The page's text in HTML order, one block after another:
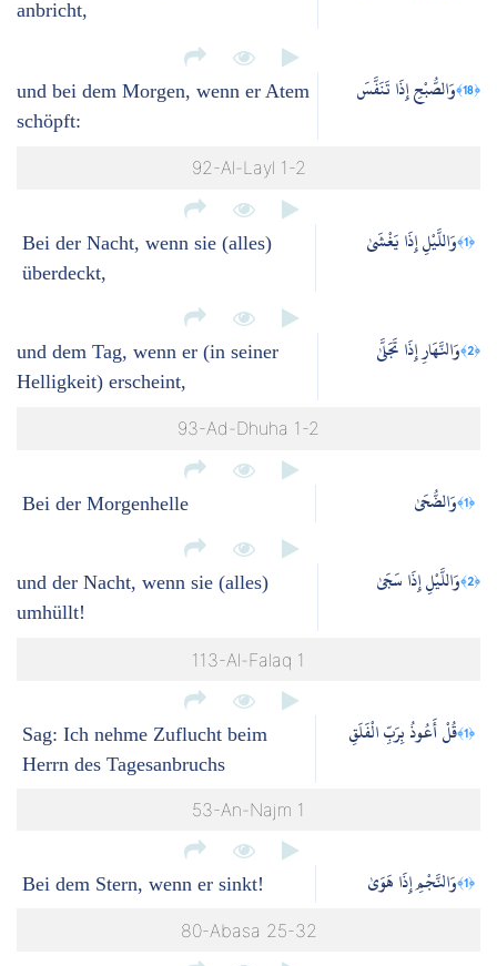
anbricht,
und bei dem Morgen, wenn er Atem
schöpft:
﴿18﴾ وَالصُّبْحِ إِذَا تَنَفَّسَ
92-Al-Layl 1-2
Bei der Nacht, wenn sie (alles)
überdeckt,
﴿1﴾ وَاللَّيْلِ إِذَا يَغْشَىٰ
und dem Tag, wenn er (in seiner
Helligkeit) erscheint,
﴿2﴾ وَالنَّهَارِ إِذَا تَجَلَّىٰ
93-Ad-Dhuha 1-2
Bei der Morgenhelle ﴿1﴾ وَالضُّحَىٰ
und der Nacht, wenn sie (alles)
umhüllt!
﴿2﴾ وَاللَّيْلِ إِذَا سَجَىٰ
113-Al-Falaq 1
Sag: Ich nehme Zuflucht beim
Herrn des Tagesanbruchs
﴿1﴾ قُلْ أَعُوذُ بِرَبِّ الْفَلَقِ
53-An-Najm 1
Bei dem Stern, wenn er sinkt! ﴿1﴾ وَالنَّجْمِ إِذَا هَوَىٰ
80-Abasa 25-32